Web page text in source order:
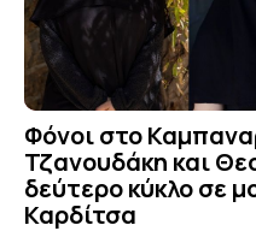
Φόνοι στο
Τζανουδάκη και
δεύτερο κύκλο σε
Καρδίτσα